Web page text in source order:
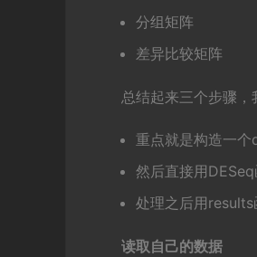
分组矩阵
差异比较矩阵
总结起来三个步骤
重点就是构造一个
然后直接用
处理之后用results
读取自己的数据